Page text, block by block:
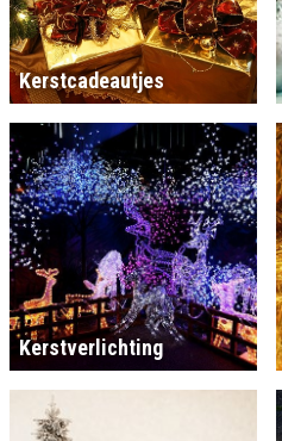
Kerstcadeautjes
Kerstverlichting